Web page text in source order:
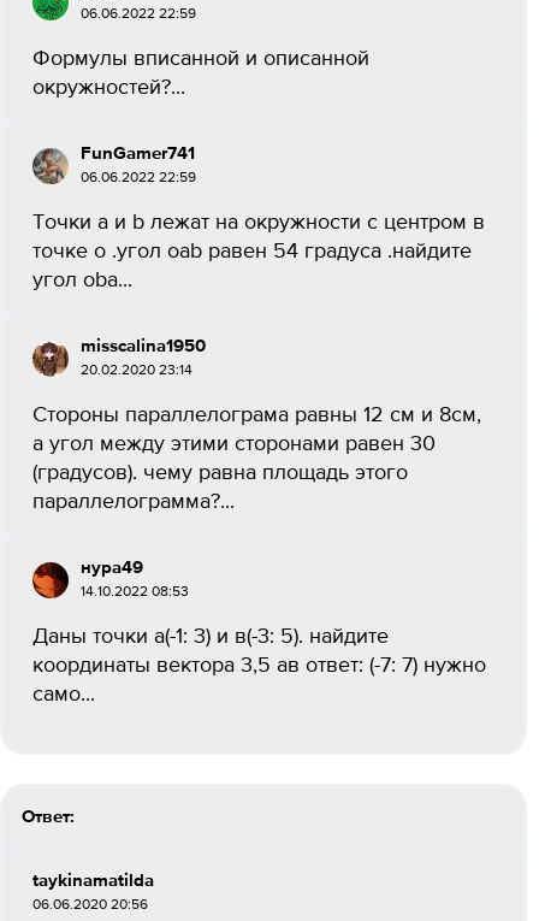
06.06.2022 22:59
Формулы вписанной и описанной
окружностей?...
FunGamer741
06.06.2022 22:59
Точки a и b лежат на окружности с центром в
точке о .угол oab равен 54 градуса .найдите
угол oba...
misscalina1950
20.02.2020 23:14
Стороны параллелограма равны 12 см и 8см,
а угол между этими сторонами равен 30
(градусов). чему равна площадь этого
параллелограмма?...
нура49
14.10.2022 08:53
Даны точки а(-1: 3) и в(-3: 5). найдите
координаты вектора 3,5 ав ответ: (-7: 7) нужно
само...
Ответ:
taykinamatilda
06.06.2020 20:56